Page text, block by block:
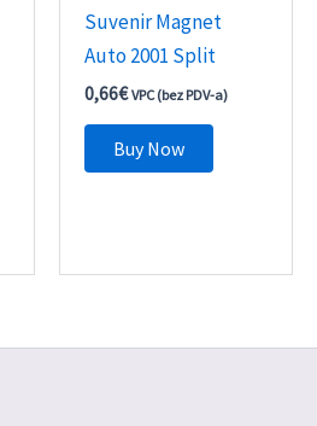
Suvenir Magnet
Auto 2001 Split
0,66€ VPC (bez PDV-a)
Buy Now